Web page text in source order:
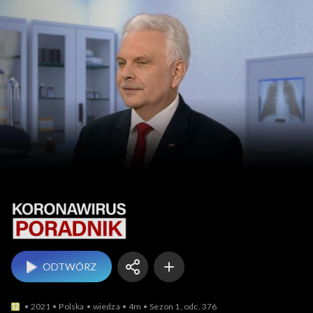
ODTWÓRZ
2021 Polska wiedza 4m Sezon 1, odc. 376